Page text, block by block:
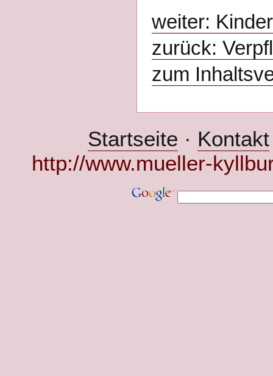
weiter:
zurück:
zum
Startseite · Kontakt
http://www.mueller-